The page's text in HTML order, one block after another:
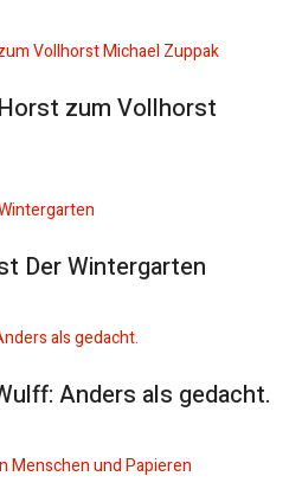
zum Vollhorst
Der Wintergarten
Anders als gedacht.